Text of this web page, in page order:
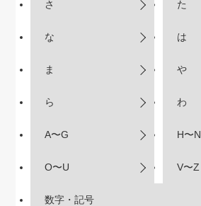
さ た
な は
ま や
ら わ
A〜G H〜N
O〜U V〜Z
数字・記号